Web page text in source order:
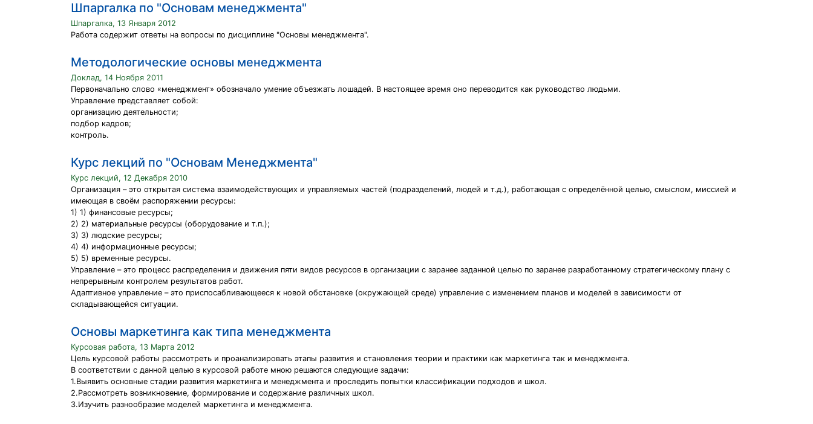
Шпаргалка по "Основам менеджмента"
Шпаргалка, 13 Января 2012
Работа содержит ответы на вопросы по дисциплине "Основы менеджмента".
Методологические основы менеджмента
Доклад, 14 Ноября 2011
Первоначально слово «менеджмент» обозначало умение объезжать лошадей. В настоящее время оно переводится как руководство людьми.
Управление представляет собой:
организацию деятельности;
подбор кадров;
контроль.
Курс лекций по "Основам Менеджмента"
Курс лекций, 12 Декабря 2010
Организация – это открытая система взаимодействующих и управляемых частей (подразделений, людей и т.д.), работающая с определённой целью, смыслом, миссией и
имеющая в своём распоряжении ресурсы:
1) 1) финансовые ресурсы;
2) 2) материальные ресурсы (оборудование и т.п.);
3) 3) людские ресурсы;
4) 4) информационные ресурсы;
5) 5) временные ресурсы.
Управление – это процесс распределения и движения пяти видов ресурсов в организации с заранее заданной целью по заранее разработанному стратегическому плану с
непрерывным контролем результатов работ.
Адаптивное управление – это приспосабливающееся к новой обстановке (окружающей среде) управление с изменением планов и моделей в зависимости от
складывающейся ситуации.
Основы маркетинга как типа менеджмента
Курсовая работа, 13 Марта 2012
Цель курсовой работы рассмотреть и проанализировать этапы развития и становления теории и практики как маркетинга так и менеджмента.
В соответствии с данной целью в курсовой работе мною решаются следующие задачи:
1.Выявить основные стадии развития маркетинга и менеджмента и проследить попытки классификации подходов и школ.
2.Рассмотреть возникновение, формирование и содержание различных школ.
3.Изучить разнообразие моделей маркетинга и менеджмента.